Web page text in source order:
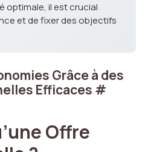
optimale, il est crucial
et de fixer des objectifs
Grâce à des
Efficaces #
Offre